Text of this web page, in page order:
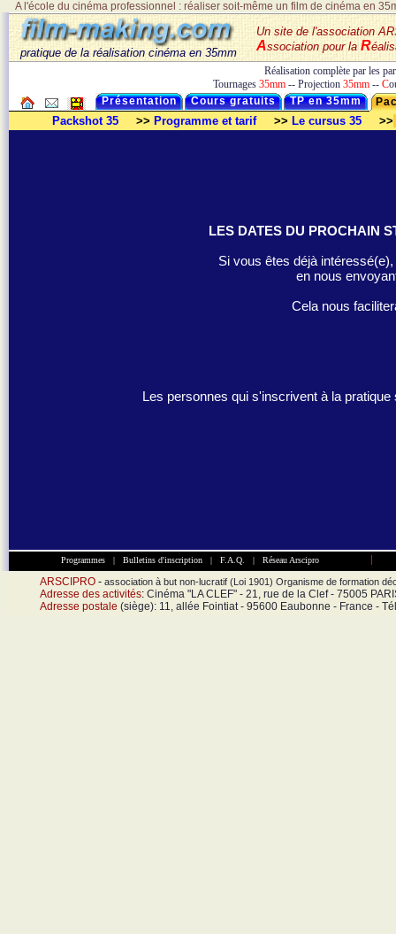
A l'école du cinéma professionnel : réaliser soit-même un film de cinéma en
pratique de la réalisation cinéma en 35mm
Un site de l'association
Association pour laR
Réalisation complète par les
Tournages 35mm-- Projection 35mm-- C
Présentation
Cours gratuits TP en 35mm
Packshot 35 >> Programme et tarif >> Le cursus 35 >>
LES DATES DU PROCHAIN
Si vous êtes déjà
en nous
Cela nous
Les personnes qui s'inscrivent à la
Programmes | Bulletins d'inscription | F.A.Q. | Réseau Arscipro
ARSCIPRO - association à but non-lucratif (Loi 1901) Organisme de formation
Adresse des activités: Cinéma "LA CLEF" - 21, rue de la Clef - 75005
Adresse postale (siège): 11, allée Fointiat - 95600 Eaubonne - France -